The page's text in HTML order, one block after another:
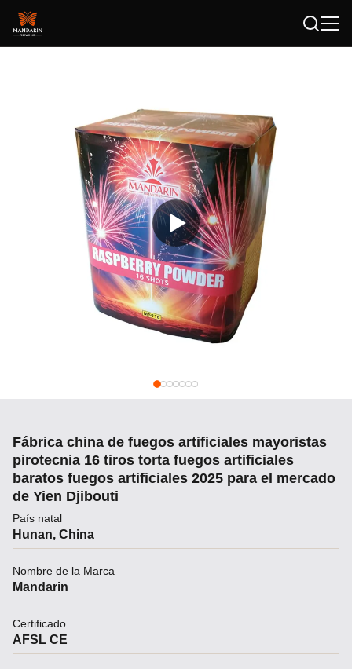
Fábrica china de fuegos artificiales mayoristas
pirotecnia 16 tiros torta fuegos artificiales
baratos fuegos artificiales 2025 para el mercado
de Yien Djibouti
País natal
Hunan, China
Nombre de la Marca
Mandarin
Certificado
AFSL CE